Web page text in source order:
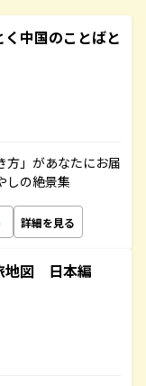
中国のことばと
方」があなたにお届
しの絶景集
詳細を見る
地図 日本編